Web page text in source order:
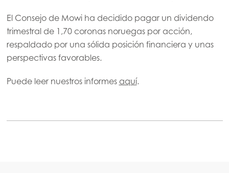
El Consejo de Mowi ha decidido pagar un dividendo
trimestral de 1,70 coronas noruegas por acción,
respaldado por una sólida posición financiera y unas
perspectivas favorables.
Puede leer nuestros informes aquí.